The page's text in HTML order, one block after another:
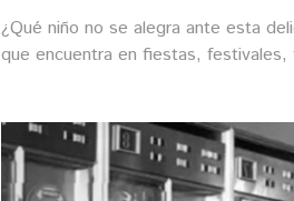
¿Qué niño no se alegra ante esta
que encuentra en fiestas, festivales,
máquina que los elabora.